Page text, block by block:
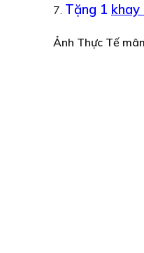
Tặng 1 khay
Ảnh Thực Tế